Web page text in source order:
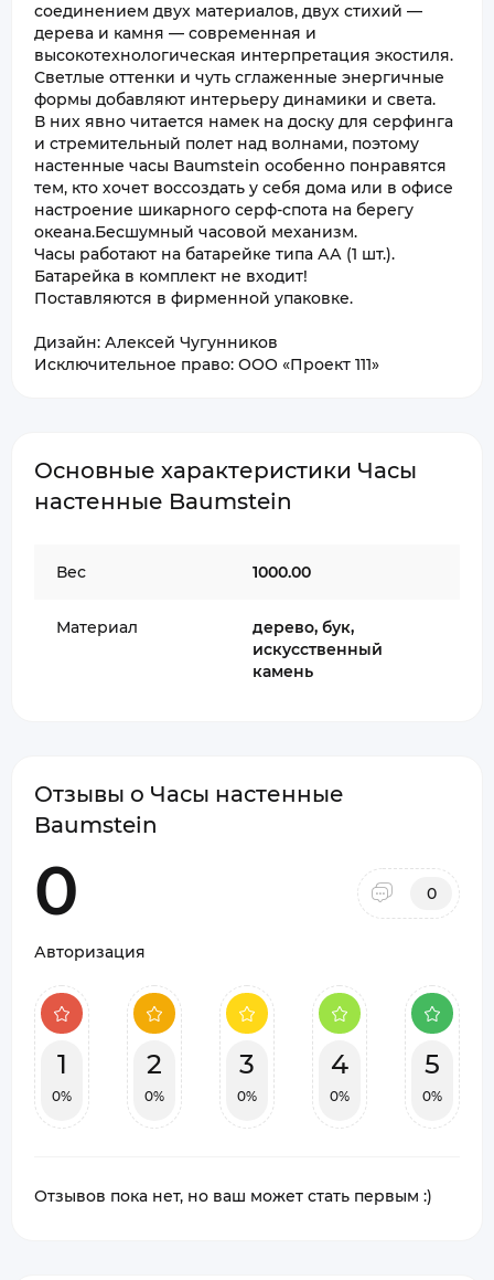
соединением двух материалов, двух стихий —
дерева и камня — современная и
высокотехнологическая интерпретация экостиля.
Светлые оттенки и чуть сглаженные энергичные
формы добавляют интерьеру динамики и света.
В них явно читается намек на доску для серфинга
и стремительный полет над волнами, поэтому
настенные часы Baumstein особенно понравятся
тем, кто хочет воссоздать у себя дома или в офисе
настроение шикарного серф-спота на берегу
океана.Бесшумный часовой механизм.
Часы работают на батарейке типа АА (1 шт.).
Батарейка в комплект не входит!
Поставляются в фирменной упаковке.
Дизайн: Алексей Чугунников
Исключительное право: ООО «Проект 111»
Основные характеристики Часы
настенные Baumstein
Вес 1000.00
Материал
дерево, бук,
искусственный
камень
Отзывы о Часы настенные
Baumstein
0 0
Авторизация
1
0%
2
0%
3
0%
4
0%
5
0%
Отзывов пока нет, но ваш может стать первым :)